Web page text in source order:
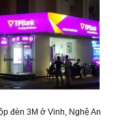
đèn 3M ở Vinh, Nghệ An